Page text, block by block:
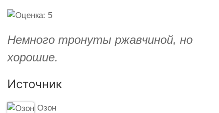
Немного тронуты ржавчиной, но
хорошие.
Источник
Озон